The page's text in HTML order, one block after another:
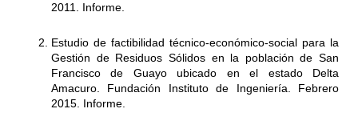
2011. Informe.
Estudio de factibilidad técnico-económico-social para la
Gestión de Residuos Sólidos en la población de San
Francisco de Guayo ubicado en el estado Delta
Amacuro. Fundación Instituto de Ingeniería. Febrero
2015. Informe.